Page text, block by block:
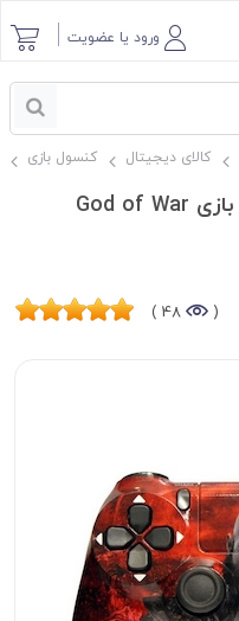
ورود یا عضویت
کالای دیجیتال کنسول بازی
(
48 )